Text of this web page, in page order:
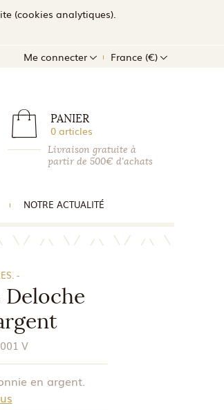
(cookies analytiques).
Me connecter France (€)
PANIER
0 articles
Livraison gratuite à
partir de 500€ d'achats
NOTRE ACTUALITÉ
-
V
en argent.